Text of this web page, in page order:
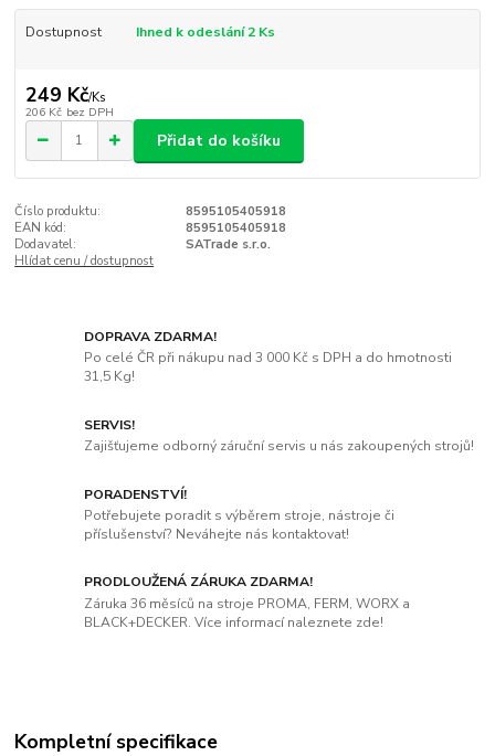
Dostupnost Ihned k odeslání 2 Ks
249 Kč/Ks
206 Kč bez DPH
Přidat do košíku
Číslo produktu:
8595105405918
EAN kód:
8595105405918
Dodavatel:
SATrade s.r.o.
Hlídat cenu / dostupnost
DOPRAVA ZDARMA!
Po celé ČR při nákupu nad 3 000 Kč s DPH a do hmotnosti
31,5 Kg!
SERVIS!
Zajišťujeme odborný záruční servis u nás zakoupených strojů!
PORADENSTVÍ!
Potřebujete poradit s výběrem stroje, nástroje či
příslušenství? Neváhejte nás kontaktovat!
PRODLOUŽENÁ ZÁRUKA ZDARMA!
Záruka 36 měsíců na stroje PROMA, FERM, WORX a
BLACK+DECKER. Více informací naleznete zde!
Kompletní specifikace